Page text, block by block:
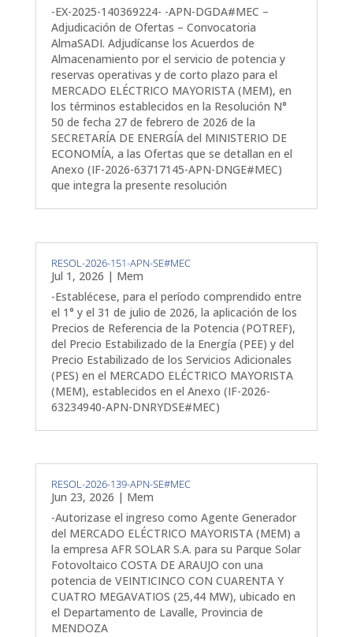
-EX-2025-140369224- -APN-DGDA#MEC –
Adjudicación de Ofertas – Convocatoria
AlmaSADI. Adjudícanse los Acuerdos de
Almacenamiento por el servicio de potencia y
reservas operativas y de corto plazo para el
MERCADO ELÉCTRICO MAYORISTA (MEM), en
los términos establecidos en la Resolución N°
50 de fecha 27 de febrero de 2026 de la
SECRETARÍA DE ENERGÍA del MINISTERIO DE
ECONOMÍA, a las Ofertas que se detallan en el
Anexo (IF-2026-63717145-APN-DNGE#MEC)
que integra la presente resolución
RESOL-2026-151-APN-SE#MEC
Jul 1, 2026 | Mem
-Establécese, para el período comprendido entre
el 1° y el 31 de julio de 2026, la aplicación de los
Precios de Referencia de la Potencia (POTREF),
del Precio Estabilizado de la Energía (PEE) y del
Precio Estabilizado de los Servicios Adicionales
(PES) en el MERCADO ELÉCTRICO MAYORISTA
(MEM), establecidos en el Anexo (IF-2026-
63234940-APN-DNRYDSE#MEC)
RESOL-2026-139-APN-SE#MEC
Jun 23, 2026 | Mem
-Autorizase el ingreso como Agente Generador
del MERCADO ELÉCTRICO MAYORISTA (MEM) a
la empresa AFR SOLAR S.A. para su Parque Solar
Fotovoltaico COSTA DE ARAUJO con una
potencia de VEINTICINCO CON CUARENTA Y
CUATRO MEGAVATIOS (25,44 MW), ubicado en
el Departamento de Lavalle, Provincia de
MENDOZA